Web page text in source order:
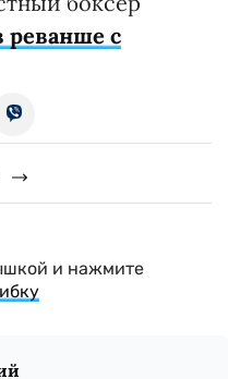
реванше с
и нажмите